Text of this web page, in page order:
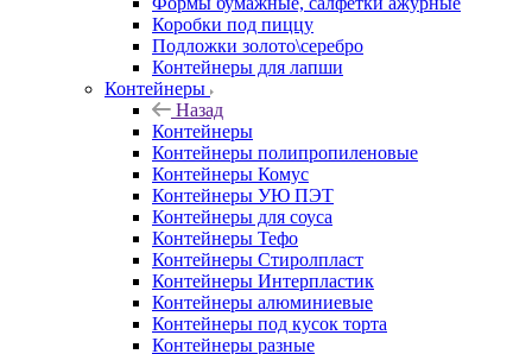
Коробки под пиццу
Подложки золото\серебро
Контейнеры для лапши
Контейнеры
Назад
Контейнеры
Контейнеры полипропиленовые
Контейнеры Комус
Контейнеры УЮ ПЭТ
Контейнеры для соуса
Контейнеры Тефо
Контейнеры Стиролпласт
Контейнеры Интерпластик
Контейнеры алюминиевые
Контейнеры под кусок торта
Контейнеры разные